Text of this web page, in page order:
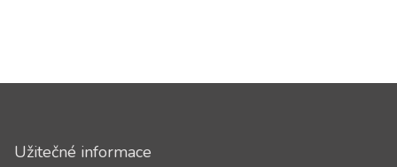
Užitečné informace